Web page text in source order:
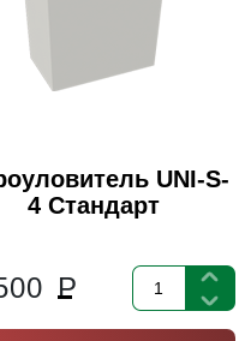
UNI-S-
4 Стандарт
Р